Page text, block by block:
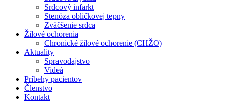
Srdcový infarkt
Stenóza obličkovej tepny
Zväčšenie srdca
Žilové ochorenia
Chronické žilové ochorenie (CHŽO)
Aktuality
Spravodajstvo
Videá
Príbehy pacientov
Členstvo
Kontakt